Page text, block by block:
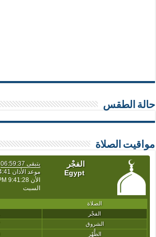
حالة الطقس
مواقيت الصلاة